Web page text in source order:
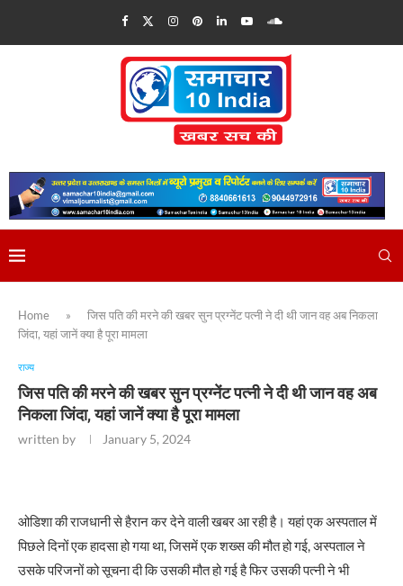
Home »
जिस पति की मरने की खबर सुन प्रग्नेंट पत्नी ने दी थी जान वह अब निकला
जिंदा, यहां जानें क्या है पूरा मामला
राज्य
जिस पति की मरने की खबर सुन प्रग्नेंट पत्नी ने दी थी जान वह अब
निकला जिंदा, यहां जानें क्या है पूरा मामला
written by January 5, 2024
ओडिशा की राजधानी से हैरान कर देने वाली खबर आ रही है। यहां एक अस्पताल में
पिछले दिनों एक हादसा हो गया था, जिसमें एक शख्स की मौत हो गई, अस्पताल ने
उसके परिजनों को सूचना दी कि उसकी मौत हो गई है फिर उसकी पत्नी ने भी